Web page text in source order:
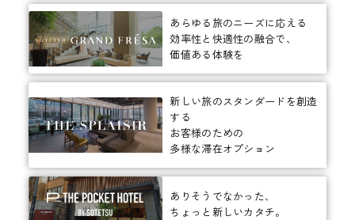
あらゆる旅のニーズに応える
効率性と快適性の融合で、
価値ある体験を
新しい旅のスタンダードを創造
する
お客様のための
多様な滞在オプション
ありそうでなかった、
ちょっと新しいカタチ。